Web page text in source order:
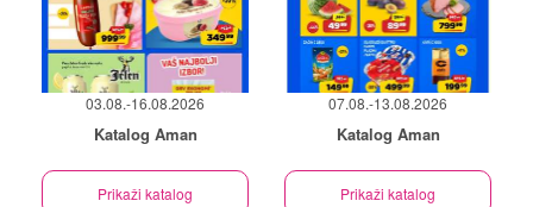
03.08.-16.08.2026
Katalog Aman
Prikaži katalog
07.08.-13.08.2026
Katalog Aman
Prikaži katalog